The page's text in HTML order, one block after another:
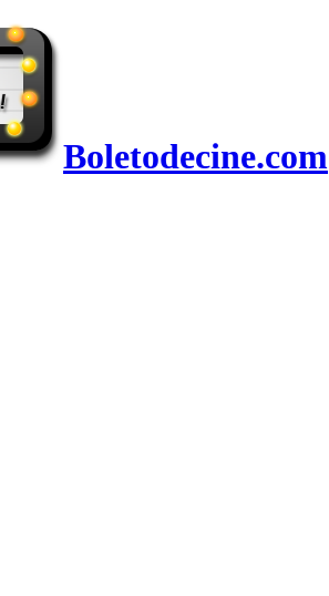
Boletodecine.com